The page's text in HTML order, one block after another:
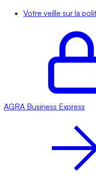
Votre veille sur la
AGRA Business Express